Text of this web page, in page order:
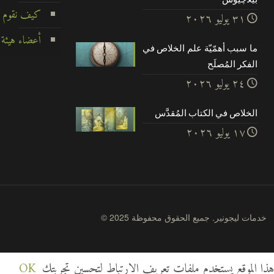
۳۱ يوليو ۲۰۲٦
ما سبب أهمّيّة علم الخلاص في
الفكر المُصلَح
۲٤ يوليو ۲۰۲٦
الخلاص في الكتاب المُقدَّس
۱۷ يوليو ۲۰۲٦
كيف نقوم
أعضاء
© 2025 خدمات ليجونير. جميع الحقوق محفوظة
هذا الموقع يستخدم ملفات تعريف الارتباط لتحسين تجربتك OK